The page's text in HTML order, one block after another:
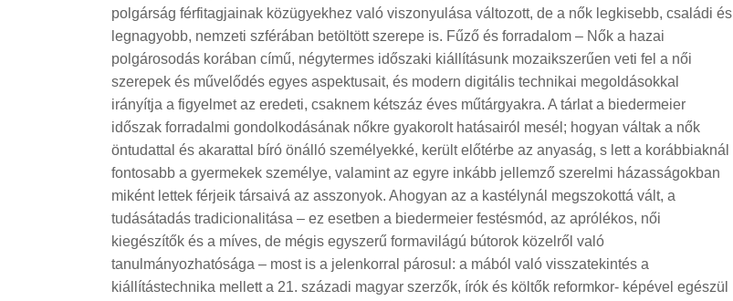
polgárság férfitagjainak közügyekhez való viszonyulása változott, de a nők legkisebb, családi és
legnagyobb, nemzeti szférában betöltött szerepe is. Fűző és forradalom – Nők a hazai
polgárosodás korában című, négytermes időszaki kiállításunk mozaikszerűen veti fel a női
szerepek és művelődés egyes aspektusait, és modern digitális technikai megoldásokkal
irányítja a figyelmet az eredeti, csaknem kétszáz éves műtárgyakra. A tárlat a biedermeier
időszak forradalmi gondolkodásának nőkre gyakorolt hatásairól mesél; hogyan váltak a nők
öntudattal és akarattal bíró önálló személyekké, került előtérbe az anyaság, s lett a korábbiaknál
fontosabb a gyermekek személye, valamint az egyre inkább jellemző szerelmi házasságokban
miként lettek férjeik társaivá az asszonyok. Ahogyan az a kastélynál megszokottá vált, a
tudásátadás tradicionalitása – ez esetben a biedermeier festésmód, az aprólékos, női
kiegészítők és a míves, de mégis egyszerű formavilágú bútorok közelről való
tanulmányozhatósága – most is a jelenkorral párosul: a mából való visszatekintés a
kiállítástechnika mellett a 21. századi magyar szerzők, írók és költők reformkor- képével egészül